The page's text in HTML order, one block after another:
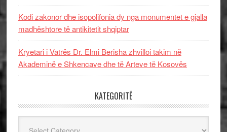
Kodi zakonor dhe isopolifonia dy nga monumentet e gjalla
madhështore të antikitetit shqiptar
Kryetari i Vatrës Dr. Elmi Berisha zhvilloi takim në
Akademinë e Shkencave dhe të Arteve të Kosovës
KATEGORITË